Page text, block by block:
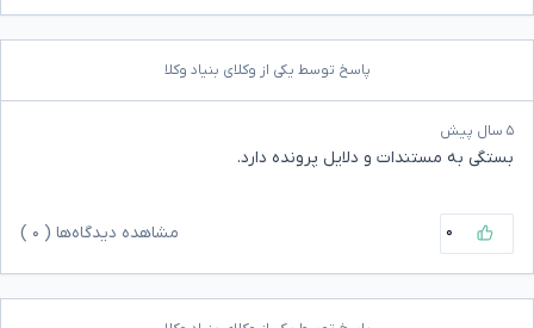
پاسخ توسط یکی از وکلای بنیاد وکلا
۵ سال پیش
بستگی به مستندات و دلایل پرونده دارد.
۰ مشاهده دیدگاه‌ها ( ۰